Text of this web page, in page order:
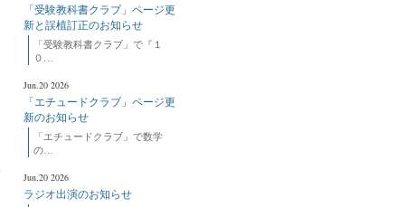
「受験教科書クラブ」ページ更
新と誤植訂正のお知らせ
「受験教科書クラブ」で『１
０…
Jun.20 2026
「エチュードクラブ」ページ更
新のお知らせ
「エチュードクラブ」で数学
の…
Jun.20 2026
ラジオ出演のお知らせ